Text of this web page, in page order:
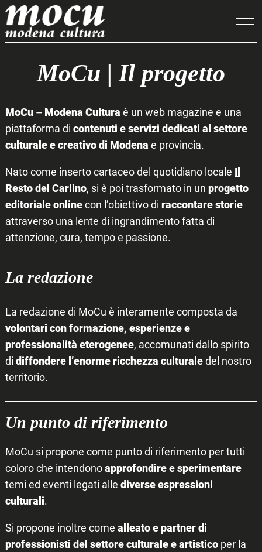
Skip
to
content
MoCu | Il progetto
MoCu – Modena Cultura è un web magazine e una
piattaforma di contenuti e servizi dedicati al settore
culturale e creativo di Modena e provincia.
Nato come inserto cartaceo del quotidiano locale Il
Resto del Carlino, si è poi trasformato in un progetto
editoriale onlinecon l’obiettivo di raccontare storie
attraverso una lente di ingrandimento fatta di
attenzione, cura, tempo e passione.
La redazione
La redazione di MoCu è interamente composta da
volontari con formazione, esperienze e
professionalità eterogenee, accomunati dallo spirito
di diffondere l’enorme ricchezza culturaledel nostro
territorio.
Un punto di riferimento
MoCu si propone come punto di riferimento per tutti
coloro che intendonoapprofondire e sperimentare
temi ed eventi legati alle diverse espressioni
culturali.
Si propone inoltre come alleato e partner di
professionisti del settore culturale e artistico per la